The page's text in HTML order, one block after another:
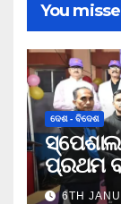
You
ଦେଶ - ବିଦେଶ
ପ୍ରଥମ
6TH